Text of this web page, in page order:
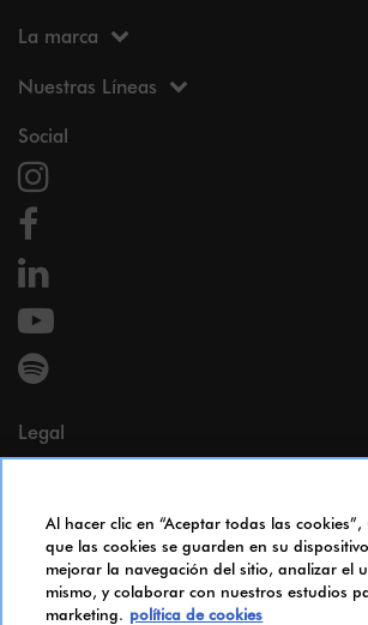
La marca
Nuestras Líneas
Social
Legal
Menciones legales
Cookie Policy
Accesibilidad
Índice de igualdad de género
Candidates Information Notice
Al hacer clic en “Aceptar todas las
que las cookies se guarden en su
mejorar la navegación del sitio, analizar el
mismo, y colaborar con nuestros estudios
marketing. política de cookies